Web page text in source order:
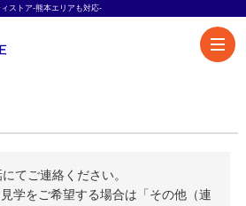
ストア-熊本エリアも対応-
てご連絡ください。
学をご希望する場合は「その他（連